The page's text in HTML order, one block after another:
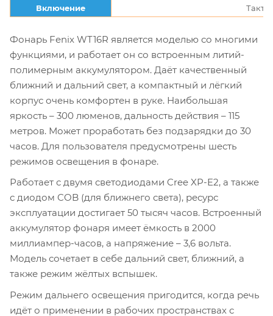
Включение
Фонарь Fenix WT16R является моделью со многими
функциями, и работает он со встроенным литий-
полимерным аккумулятором. Даёт качественный
ближний и дальний свет, а компактный и лёгкий
корпус очень комфортен в руке. Наибольшая
яркость – 300 люменов, дальность действия – 115
метров. Может проработать без подзарядки до 30
часов. Для пользователя предусмотрены шесть
режимов освещения в фонаре.
Работает с двумя светодиодами Cree XP-E2, а также
с диодом COB (для ближнего света), ресурс
эксплуатации достигает 50 тысяч часов. Встроенный
аккумулятор фонаря имеет ёмкость в 2000
миллиампер-часов, а напряжение – 3,6 вольта.
Модель сочетает в себе дальний свет, ближний, а
также режим жёлтых вспышек.
Режим дальнего освещения пригодится, когда речь
идёт о применении в рабочих пространствах с